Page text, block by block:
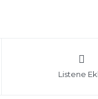
Listene